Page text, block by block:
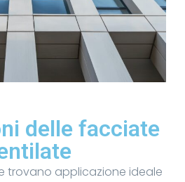
delle facciate
trovano applicazione ideale